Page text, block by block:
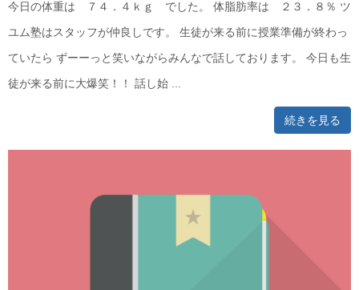
今日の体重は ７４．４ｋｇ でした。 体脂肪率は ２３．８％ ツ
ユム塾はスタッフが仲良しです。 生徒が来る前に授業準備が終わっ
ていたら ずーーっと笑いながらみんなで話しております。 今日も生
徒が来る前に大爆笑！！ 話し始 ...
続きを見る